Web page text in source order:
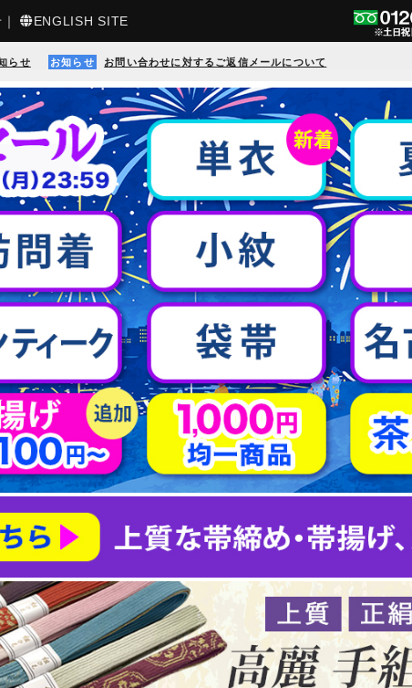
｜ ENGLISH SITE
らせ お知らせ お問い合わせに対するご返信メールについて